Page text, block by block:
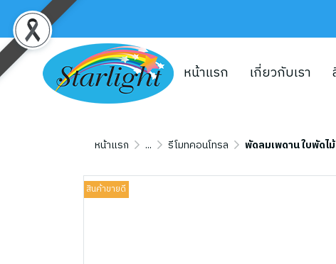
หน้าแรก เกี่ยวกับเรา
หน้าแรก ... รีโมทคอนโทรล พัดลมเพดาน ใบพัดไ
สินค้าขายดี